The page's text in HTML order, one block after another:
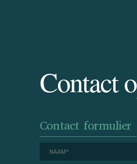
Contact
Contact formulier